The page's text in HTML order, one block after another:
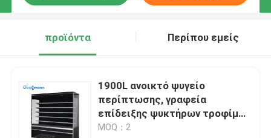
προϊόντα Περίπου εμείς
1900L ανοικτό ψυγείο
περίπτωσης, γραφεία
επίδειξης ψυκτήρων τροφίμων
υπεραγορών
MOQ：2